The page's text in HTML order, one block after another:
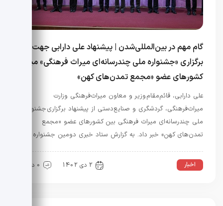
گام مهم در بین‌المللی‌شدن | پیشنهاد علی دارابی جهت
برگزاری «جشنواره ملی چندرسانه‌ای میراث فرهنگی» میان
کشورهای عضو «مجمع تمدن‌های کهن»
علی دارابی، قائم‌مقام وزیر و معاون میراث‌فرهنگی وزارت
میراث‌فرهنگی، گردشگری و صنایع‌دستی از پیشنهاد برگزاری جشنواره
ملی چندرسانه‌ای میراث فرهنگی بین کشورهای عضو «مجمع
تمدن‌های کهن» خبر داد. به گزارش ستاد خبری دومین جشنواره …
اخبار 2 دی 1402 0 دیدگاه